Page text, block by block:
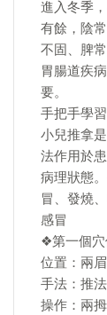
進入冬季
有餘，陰
不固、脾
胃腸道疾
要。
手把手學
小兒推拿
法作用於
病理狀態
冒、發燒
感冒
❖第一個穴
位置：兩
手法：推
操作：兩